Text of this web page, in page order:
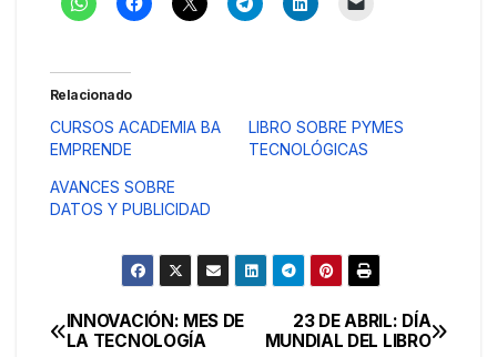
Relacionado
CURSOS ACADEMIA BA
EMPRENDE
LIBRO SOBRE PYMES
TECNOLÓGICAS
AVANCES SOBRE
DATOS Y PUBLICIDAD
Navegación
23 DE ABRIL: DÍA
MUNDIAL DEL LIBRO
INNOVACIÓN: MES DE
LA TECNOLOGÍA